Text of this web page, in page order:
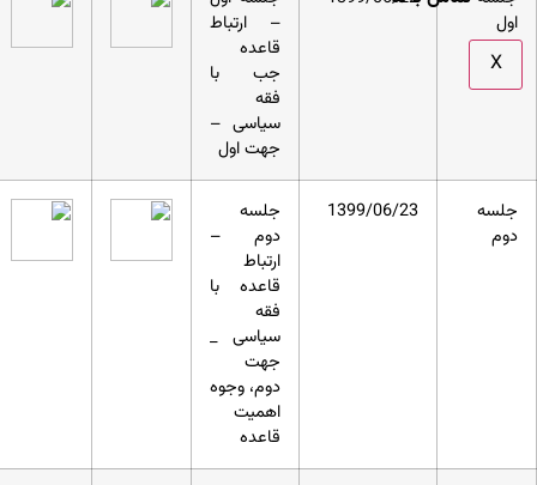
X
اول
– ارتباط
قاعده
جب با
فقه
سیاسی –
جهت اول
جلسه
دوم
1399/06/23
جلسه
دوم –
ارتباط
قاعده با
فقه
سیاسی _
جهت
دوم، وجوه
اهمیت
قاعده